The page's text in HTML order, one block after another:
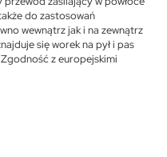
do zastosowań
wewnątrz jak i na zewnątrz
się worek na pył i pas
z europejskimi